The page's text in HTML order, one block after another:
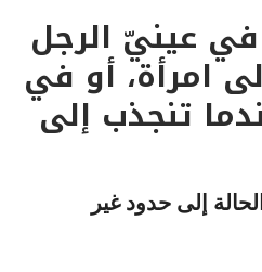
عينيّ الرجل
امرأة، أو في
تنجذب إلى
إلى حدود غير